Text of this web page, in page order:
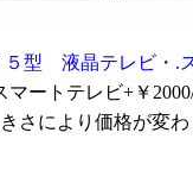
５型 液晶テレビ・.
マートテレビ+￥
さにより価格が変